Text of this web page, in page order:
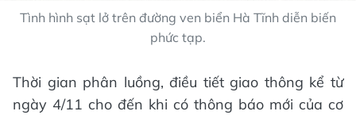
Tình hình sạt lở trên đường ven biển Hà Tĩnh diễn biến
phức tạp.
Thời gian phân luồng, điều tiết giao thông kể từ
ngày 4/11 cho đến khi có thông báo mới của cơ